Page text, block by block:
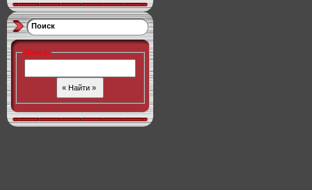
Поиск
Поиск: